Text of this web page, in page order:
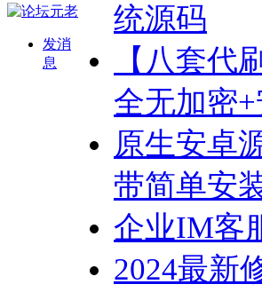
发消
息
统源码
【八套代
全无加密
原生安卓
带简单安
企业IM客
2024最新